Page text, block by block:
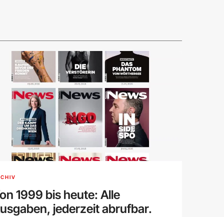
1999 bis heute: Alle
jederzeit abrufbar.